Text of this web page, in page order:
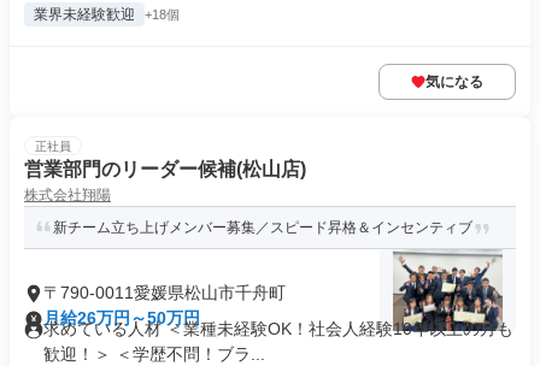
業界未経験歓迎 +18個
気になる
正社員
営業部門のリーダー候補(松山店)
株式会社翔陽
新チーム立ち上げメンバー募集／スピード昇格＆インセンティブ
〒790-0011愛媛県松山市千舟町
月給26万円～50万円
求めている人材 ＜業種未経験OK！社会人経験10年以上の方も
歓迎！＞ ＜学歴不問！ブラ...